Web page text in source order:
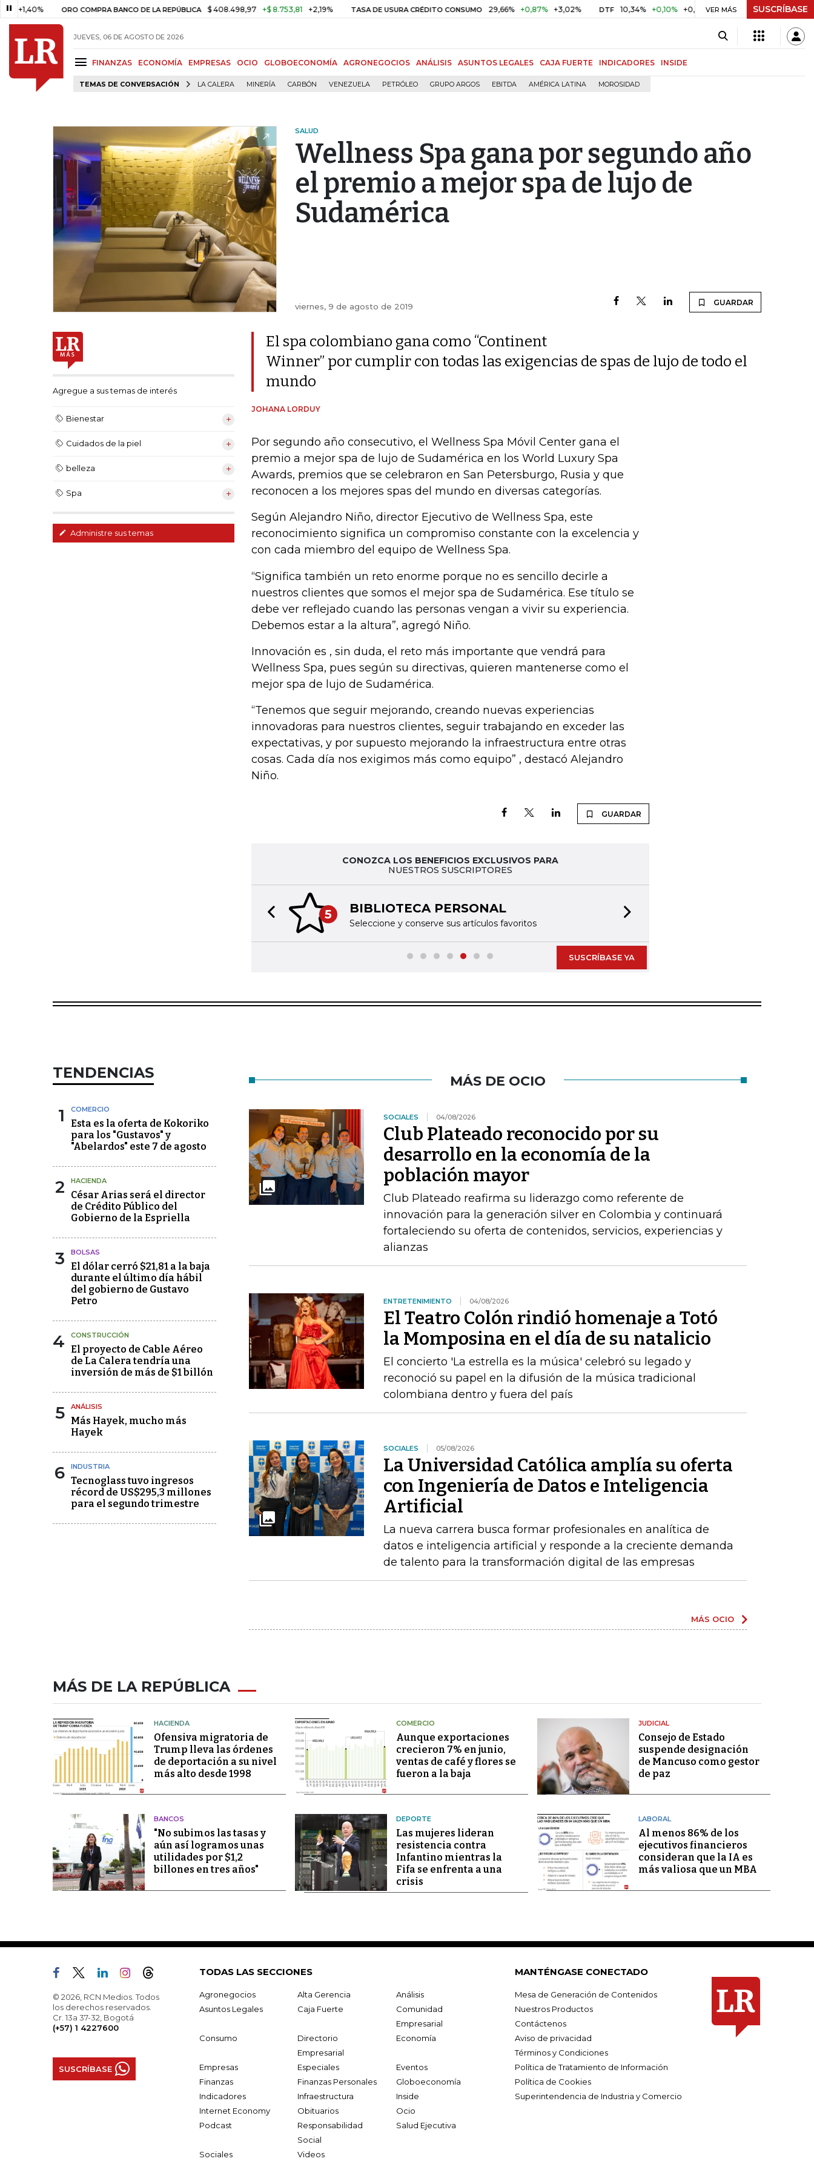
ORO COMPRA BANCO DE LA REPÚBLICA $ 408.498,97 +$ 8.753,81 +2,19% TASA DE USURA CRÉDITO CONSUMO 29,66% +0,87% +3,02% DTF 10,34% +0,10% +0,98% UVR $ 416,86 +$ 0,05 +0,01%
VER MÁS SUSCRÍBASE
JUEVES, 06 DE AGOSTO DE 2026
FINANZAS ECONOMÍA EMPRESAS OCIO GLOBOECONOMÍA AGRONEGOCIOS ANÁLISIS ASUNTOS LEGALES CAJA FUERTE INDICADORES INSIDE
TEMAS DE CONVERSACIÓN LA CALERA MINERÍA CARBÓN VENEZUELA PETRÓLEO GRUPO ARGOS EBITDA AMÉRICA LATINA MOROSIDAD
SALUD
Wellness Spa gana por segundo año
el premio a mejor spa de lujo de
Sudamérica
viernes, 9 de agosto de 2019 GUARDAR
Agregue a sus temas de interés
Bienestar
Cuidados de la piel
belleza
Spa
Administre sus temas
El spa colombiano gana como “Continent
Winner” por cumplir con todas las exigencias de spas de lujo de todo el
mundo
JOHANA LORDUY
Por segundo año consecutivo, el Wellness Spa Móvil Center gana el
premio a mejor spa de lujo de Sudamérica en los World Luxury Spa
Awards, premios que se celebraron en San Petersburgo, Rusia y que
reconocen a los mejores spas del mundo en diversas categorías.
Según Alejandro Niño, director Ejecutivo de Wellness Spa, este
reconocimiento significa un compromiso constante con la excelencia y
con cada miembro del equipo de Wellness Spa.
“Significa también un reto enorme porque no es sencillo decirle a
nuestros clientes que somos el mejor spa de Sudamérica. Ese título se
debe ver reflejado cuando las personas vengan a vivir su experiencia.
Debemos estar a la altura”, agregó Niño.
Innovación es , sin duda, el reto más importante que vendrá para
Wellness Spa, pues según su directivas, quieren mantenerse como el
mejor spa de lujo de Sudamérica.
“Tenemos que seguir mejorando, creando nuevas experiencias
innovadoras para nuestros clientes, seguir trabajando en exceder las
expectativas, y por supuesto mejorando la infraestructura entre otras
cosas. Cada día nos exigimos más como equipo” , destacó Alejandro
Niño.
GUARDAR
CONOZCA LOS BENEFICIOS EXCLUSIVOS PARA
NUESTROS SUSCRIPTORES
5 BIBLIOTECA PERSONAL
Seleccione y conserve sus artículos favoritos
Previous slide
SUSCRÍBASE YA
TENDENCIAS
1 COMERCIO
Esta es la oferta de Kokoriko
para los "Gustavos" y
"Abelardos" este 7 de agosto
2 HACIENDA
César Arias será el director
de Crédito Público del
Gobierno de la Espriella
3 BOLSAS
El dólar cerró $21,81 a la baja
durante el último día hábil
del gobierno de Gustavo
Petro
4 CONSTRUCCIÓN
El proyecto de Cable Aéreo
de La Calera tendría una
inversión de más de $1 billón
5 ANÁLISIS
Más Hayek, mucho más
Hayek
6 INDUSTRIA
Tecnoglass tuvo ingresos
récord de US$295,3 millones
para el segundo trimestre
MÁS DE OCIO
SOCIALES 04/08/2026
Club Plateado reconocido por su
desarrollo en la economía de la
población mayor
Club Plateado reafirma su liderazgo como referente de
innovación para la generación silver en Colombia y continuará
fortaleciendo su oferta de contenidos, servicios, experiencias y
alianzas
ENTRETENIMIENTO 04/08/2026
El Teatro Colón rindió homenaje a Totó
la Momposina en el día de su natalicio
El concierto 'La estrella es la música' celebró su legado y
reconoció su papel en la difusión de la música tradicional
colombiana dentro y fuera del país
SOCIALES 05/08/2026
La Universidad Católica amplía su oferta
con Ingeniería de Datos e Inteligencia
Artificial
La nueva carrera busca formar profesionales en analítica de
datos e inteligencia artificial y responde a la creciente demanda
de talento para la transformación digital de las empresas
MÁS OCIO
MÁS DE LA REPÚBLICA
HACIENDA
Ofensiva migratoria de
Trump lleva las órdenes
de deportación a su nivel
más alto desde 1998
COMERCIO
Aunque exportaciones
crecieron 7% en junio,
ventas de café y flores se
fueron a la baja
JUDICIAL
Consejo de Estado
suspende designación
de Mancuso como gestor
de paz
BANCOS
"No subimos las tasas y
aún así logramos unas
utilidades por $1,2
billones en tres años"
DEPORTE
Las mujeres lideran
resistencia contra
Infantino mientras la
Fifa se enfrenta a una
crisis
LABORAL
Al menos 86% de los
ejecutivos financieros
consideran que la IA es
más valiosa que un MBA
© 2026, RCN Medios. Todos
los derechos reservados.
Cr. 13a 37-32, Bogotá
(+57) 1 4227600
SUSCRÍBASE
TODAS LAS SECCIONES
Agronegocios Alta Gerencia
Análisis
Asuntos Legales
Caja Fuerte
Comunidad
Empresarial
Consumo
Directorio
Empresarial
Economía
Empresas Especiales
Eventos
Finanzas
Finanzas Personales
Globoeconomía
Indicadores
Infraestructura
Inside
Internet Economy
Obituarios
Ocio
Podcast
Responsabilidad
Social
Salud Ejecutiva
Sociales Videos
MANTÉNGASE CONECTADO
Mesa de Generación de Contenidos
Nuestros Productos
Contáctenos
Aviso de privacidad
Términos y Condiciones
Política de Tratamiento de Información
Política de Cookies
Superintendencia de Industria y Comercio